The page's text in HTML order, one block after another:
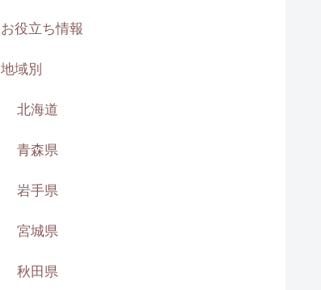
お役立ち情報
地域別
北海道
青森県
岩手県
宮城県
秋田県